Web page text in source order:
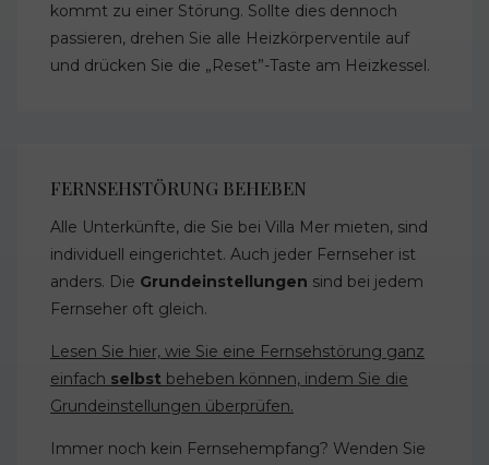
kommt zu einer Störung. Sollte dies dennoch
passieren, drehen Sie alle Heizkörperventile auf
und drücken Sie die „Reset”-Taste am Heizkessel.
FERNSEHSTÖRUNG BEHEBEN
Alle Unterkünfte, die Sie bei Villa Mer mieten, sind
individuell eingerichtet. Auch jeder Fernseher ist
anders. Die Grundeinstellungen sind bei jedem
Fernseher oft gleich.
Lesen Sie hier, wie Sie eine Fernsehstörung ganz
einfach selbst beheben können, indem Sie die
Grundeinstellungen überprüfen.
Immer noch kein Fernsehempfang? Wenden Sie